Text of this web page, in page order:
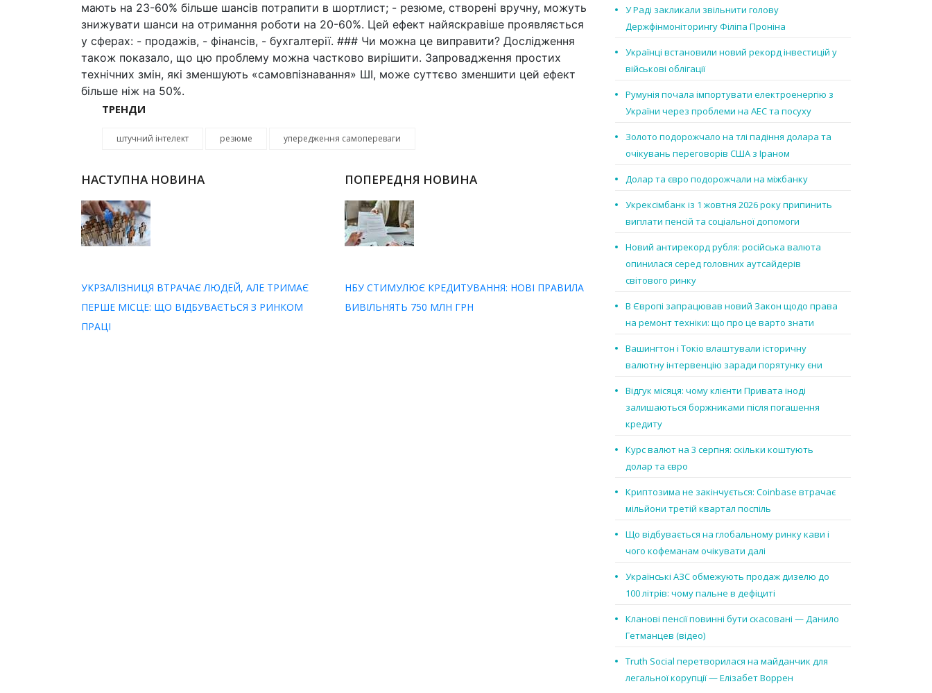
мають на 23-60% більше шансів потрапити в шортлист; - резюме, створені вручну, можуть
знижувати шанси на отримання роботи на 20-60%. Цей ефект найяскравіше проявляється
у сферах: - продажів, - фінансів, - бухгалтерії. ### Чи можна це виправити? Дослідження
також показало, що цю проблему можна частково вирішити. Запровадження простих
технічних змін, які зменшують «самовпізнавання» ШІ, може суттєво зменшити цей ефект
більше ніж на 50%.
ТРЕНДИ
штучний інтелект резюме упередження самопереваги
НАСТУПНА НОВИНА
УКРЗАЛІЗНИЦЯ ВТРАЧАЄ ЛЮДЕЙ, АЛЕ ТРИМАЄ
ПЕРШЕ МІСЦЕ: ЩО ВІДБУВАЄТЬСЯ З РИНКОМ
ПРАЦІ
ПОПЕРЕДНЯ НОВИНА
НБУ СТИМУЛЮЄ КРЕДИТУВАННЯ: НОВІ ПРАВИЛА
ВИВІЛЬНЯТЬ 750 МЛН ГРН
У Раді закликали звільнити голову
Держфінмоніторингу Філіпа Проніна
Українці встановили новий рекорд інвестицій у
військові облігації
Румунія почала імпортувати електроенергію з
України через проблеми на АЕС та посуху
Золото подорожчало на тлі падіння долара та
очікувань переговорів США з Іраном
Долар та євро подорожчали на міжбанку
Укрексімбанк із 1 жовтня 2026 року припинить
виплати пенсій та соціальної допомоги
Новий антирекорд рубля: російська валюта
опинилася серед головних аутсайдерів
світового ринку
В Європі запрацював новий Закон щодо права
на ремонт техніки: що про це варто знати
Вашингтон і Токіо влаштували історичну
валютну інтервенцію заради порятунку єни
Відгук місяця: чому клієнти Привата іноді
залишаються боржниками після погашення
кредиту
Курс валют на 3 серпня: скільки коштують
долар та євро
Криптозима не закінчується: Coinbase втрачає
мільйони третій квартал поспіль
Що відбувається на глобальному ринку кави і
чого кофеманам очікувати далі
Українські АЗС обмежують продаж дизелю до
100 літрів: чому пальне в дефіциті
Кланові пенсії повинні бути скасовані — Данило
Гетманцев (відео)
Truth Social перетворилася на майданчик для
легальної корупції — Елізабет Воррен